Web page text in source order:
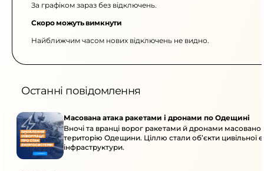
За графіком зараз без відключень.
Скоро можуть вимкнути
Найближчим часом нових відключень не видно.
Останні повідомлення
Масована атака ракетами і дронами по Одещині
Вночі та вранці ворог ракетами й дронами масовано
територію Одещини. Ціллю стали об’єкти цивільної
інфраструктури.